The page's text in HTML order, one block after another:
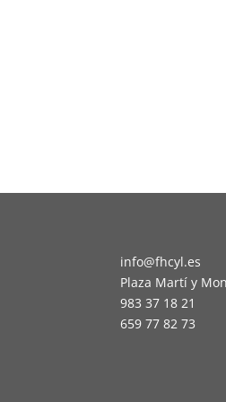
info@fhcyl.es
Plaza Martí y
983 37 18 21
659 77 82 73